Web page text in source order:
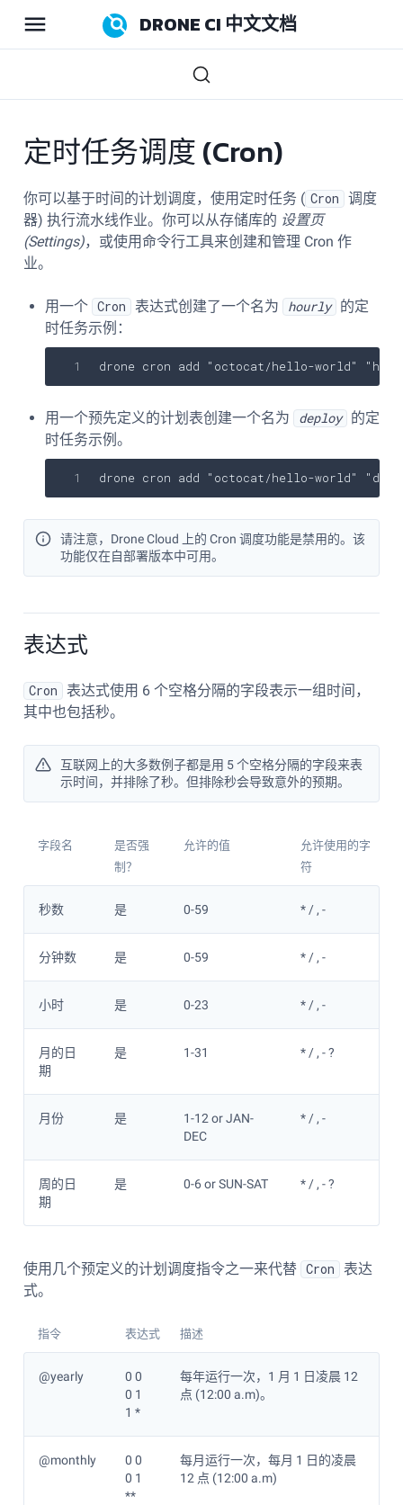
DRONE CI 中文文档
定时任务调度 (Cron)
你可以基于时间的计划调度，使用定时任务 ( Cron 调度
器) 执行流水线作业。你可以从存储库的 设置页
(Settings)，或使用命令行工具来创建和管理 Cron 作
业。
用一个 Cron 表达式创建了一个名为 hourly 的定
时任务示例：
drone cron add "octocat/hello-world"
用一个预先定义的计划表创建一个名为 deploy 的定
时任务示例。
drone cron add "octocat/hello-world"
请注意，Drone Cloud 上的 Cron 调度功能是禁用的。该
功能仅在自部署版本中可用。
表达式
Cron 表达式使用 6 个空格分隔的字段表示一组时间，
其中也包括秒。
互联网上的大多数例子都是用 5 个空格分隔的字段来表
示时间，并排除了秒。但排除秒会导致意外的预期。
字段名
是否强
制？
允许的值
允许使用的字
符
秒数 是 0-59 * / , -
分钟数 是 0-59 * / , -
小时 是 0-23 * / , -
月的日
期
是 1-31 * / , - ?
月份 是
1-12 or JAN-
DEC
* / , -
周的日
期
是 0-6 or SUN-SAT * / , - ?
使用几个预定义的计划调度指令之一来代替 Cron 表达
式。
指令 表达式 描述
@yearly
0 0
0 1
1 *
每年运行一次，1 月 1 日凌晨 12
点 (12:00 a.m)。
@monthly
0 0
0 1
**
每月运行一次，每月 1 日的凌晨
12 点 (12:00 a.m)